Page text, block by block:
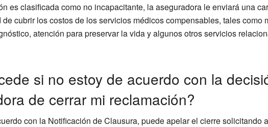
es clasificada como no incapacitante, la aseguradora le enviará una
cubrir los costos de los servicios médicos compensables, tales como
atención para preservar la vida y algunos otros servicios
si no estoy de acuerdo con la
de cerrar mi reclamación?
con la Notificación de Clausura, puede apelar el cierre solicitando